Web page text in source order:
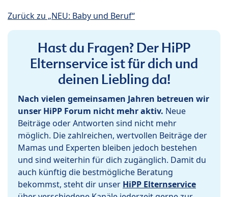
Zurück zu „NEU: Baby und Beruf“
Hast du Fragen? Der HiPP
Elternservice ist für dich und
deinen Liebling da!
Nach vielen gemeinsamen Jahren betreuen wir
unser HiPP Forum nicht mehr aktiv. Neue
Beiträge oder Antworten sind nicht mehr
möglich. Die zahlreichen, wertvollen Beiträge der
Mamas und Experten bleiben jedoch bestehen
und sind weiterhin für dich zugänglich. Damit du
auch künftig die bestmögliche Beratung
bekommst, steht dir unser HiPP Elternservice